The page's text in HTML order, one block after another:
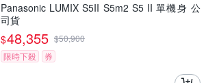
Panasonic LUMIX S5II S5m2 S5 II 單機身 公
司貨
$48,355 $50,900
限時下殺
券